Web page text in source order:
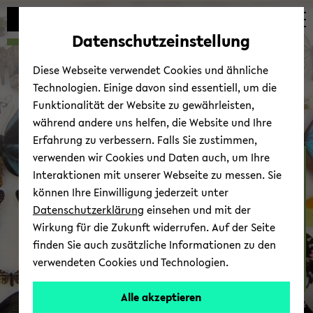
Automatische
vermeiden
zum
wechseln
zum
wechseln
zum
wechseln
Bio­lo­gi­sche Samm­lung
© Uni­ver­si­tät Bie­le­feld
Datenschutzeinstellung
Diese Webseite verwendet Cookies und ähnliche
Technologien. Einige davon sind essentiell, um die
Funktionalität der Website zu gewährleisten,
während andere uns helfen, die Website und Ihre
Erfahrung zu verbessern. Falls Sie zustimmen,
verwenden wir Cookies und Daten auch, um Ihre
Interaktionen mit unserer Webseite zu messen. Sie
können Ihre Einwilligung jederzeit unter
Datenschutzerklärung einsehen und mit der
Wirkung für die Zukunft widerrufen. Auf der Seite
finden Sie auch zusätzliche Informationen zu den
verwendeten Cookies und Technologien.
Alle akzeptieren